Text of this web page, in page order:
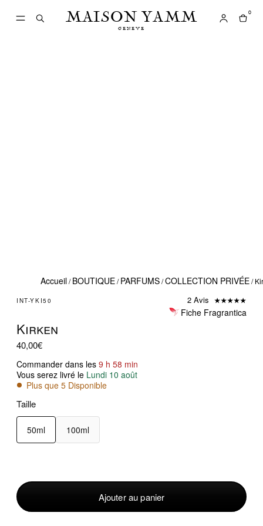
Accueil/BOUTIQUE/PARFUMS/COLLECTION PRIVÉE/
INT-YKI50 2 Avis
Fiche Fragrantica
Kirken
40,00€
Commander dans les 9 h 58 min
Vous serez livré le Lundi 10 août
Plus que 5 Disponible
Taille
50ml 100ml
de
Kirken
Ajouter au panier
MAISON YAMM
GENEVE
0